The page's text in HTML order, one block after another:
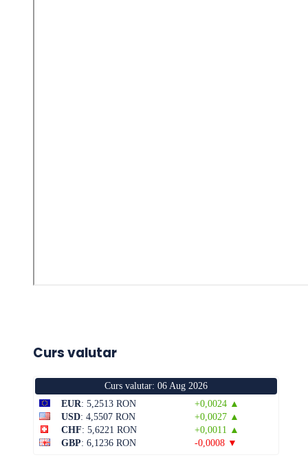
Curs valutar
Curs valutar: 06 Aug 2026
EUR: 5,2513 RON
+0,0024 ▲
USD: 4,5507 RON
+0,0027 ▲
CHF: 5,6221 RON
+0,0011 ▲
GBP: 6,1236 RON -0,0008 ▼